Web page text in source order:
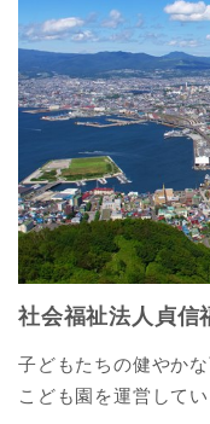
社会福祉法人貞信
子どもたちの健やか
こども園を運営してい